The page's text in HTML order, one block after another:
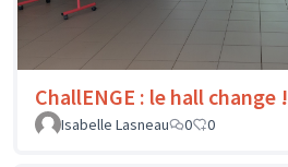
ChallENGE : le hall change !
Isabelle Lasneau
0 0